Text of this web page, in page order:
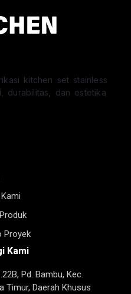
kitchen set stainless
durabilitas, dan estetika
Proyek
Kami
Pd. Bambu, Kec.
Timur, Daerah Khusus